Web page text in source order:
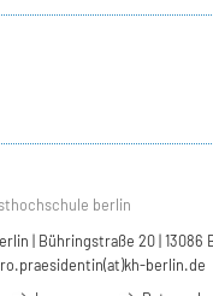
berlin
| Bühringstraße 20 | 13086
berlin.de